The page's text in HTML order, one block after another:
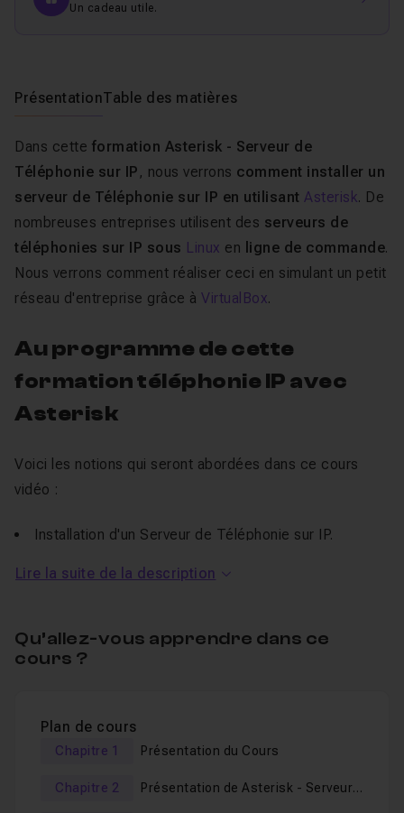
Un cadeau utile.
PrésentationTable des matières
Dans cette formation Asterisk - Serveur de
Téléphonie sur IP , nous verrons comment installer un
serveur de Téléphonie sur IP en utilisant Asterisk. De
nombreuses entreprises utilisent des serveurs de
téléphonies sur IP sous Linux en ligne de commande.
Nous verrons comment réaliser ceci en simulant un petit
réseau d'entreprise grâce à VirtualBox.
Au programme de cette
formation téléphonie IP avec
Asterisk
Voici les notions qui seront abordées dans ce cours
vidéo :
Installation d'un Serveur de Téléphonie sur IP.
Configuration des Clients de Téléphonie sur IP (PC et
MacOS).
Tests du Plan de Numérotation.
Les systèmes d'exploitation utilisés sont au format ISO
versions deWindowset des logiciels sont disponibles
Lire la suite de la description
Qu’allez-vous apprendre dans ce
cours ?
Plan de cours
Chapitre 1 Présentation du Cours
Chapitre 2
Présentation de Asterisk - Serveur